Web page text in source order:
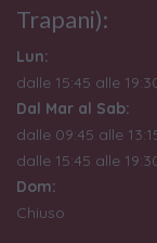
Trapani):
Lun:
dalle 15:45 alle
Dal Mar al Sab:
dalle 09:45 alle
dalle 15:45 alle
Dom:
Chiuso